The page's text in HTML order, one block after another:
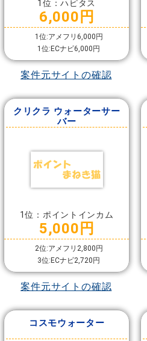
1位：ハピタス
6,000円
1位:アメフリ6,000円
1位:ECナビ6,000円
案件元サイトの確認
クリクラ ウォーターサー
バー
1位：ポイントインカム
5,000円
2位:アメフリ2,800円
3位:ECナビ2,720円
案件元サイトの確認
コスモウォーター